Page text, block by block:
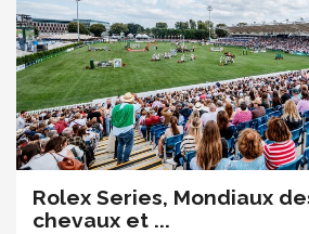
Rolex Series, Mondiaux
chevaux et ...